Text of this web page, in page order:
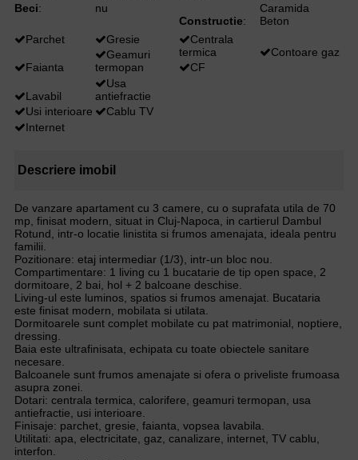
Beci: nu
Constructie:
Caramida
Beton
Parchet
Gresie
Faianta
Geamuri
termopan
Lavabil
Usa
antiefractie
Usi interioare
Cablu TV
Internet
Centrala
termica
Contoare gaz
CF
Descriere imobil
De vanzare apartament cu 3 camere, cu o suprafata utila de 70
mp, finisat modern, situat in Cluj-Napoca, in cartierul Dambul
Rotund, intr-o locatie linistita si frumos amenajata, ideala pentru
familii.
Pozitionare: etaj intermediar (1/3), intr-un bloc nou.
Compartimentare: 1 living cu 1 bucatarie de tip open space, 2
dormitoare, 2 bai, hol + 2 balcoane deschise.
Living-ul este luminos, spatios si frumos amenajat. Bucataria
este finisat modern, mobilata si utilata.
Dormitoarele sunt complet mobilate cu pat matrimonial, noptiere,
dressing.
Baia este ultrafinisata, echipata cu toate obiectele sanitare
necesare.
Balcoanele sunt frumos amenajate si ofera o priveliste frumoasa
asupra zonei.
Dotari: centrala termica, calorifere, geamuri termopan, usa
antiefractie, usi interioare.
Finisaje: parchet, gresie, faianta, vopsea lavabila.
Utilitati: apa, electricitate, gaz, canalizare, internet, TV cablu,
interfon.